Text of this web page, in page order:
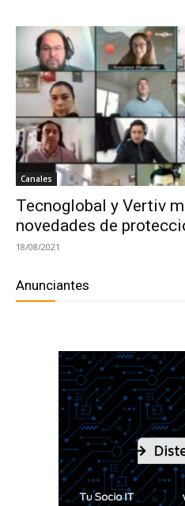
Canales
Tecnoglobal y Vertiv
novedades de
18/08/2021
Anunciantes